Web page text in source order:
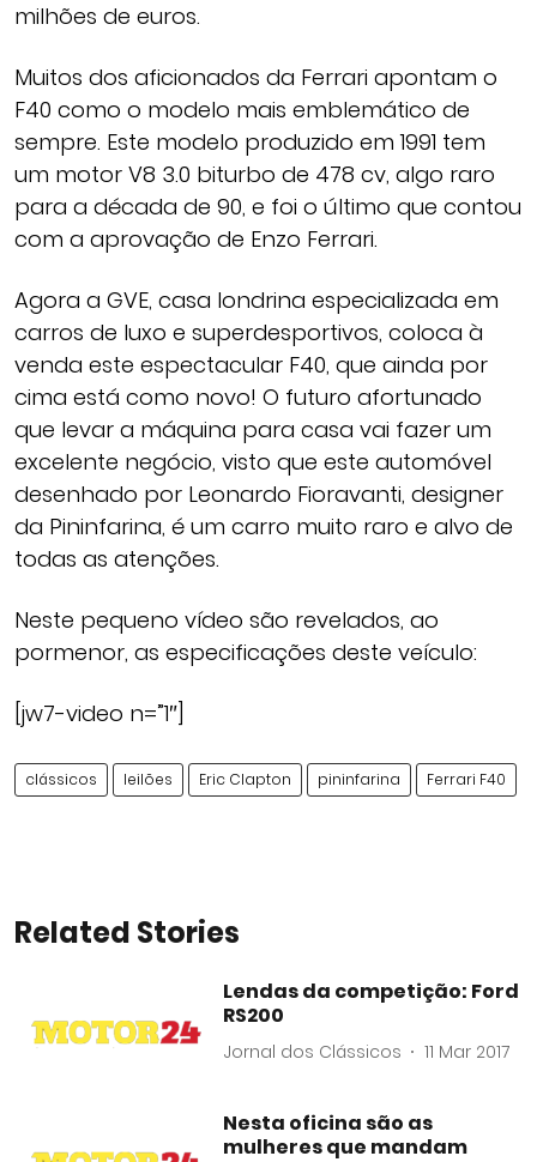
milhões de euros.
Muitos dos aficionados da Ferrari apontam o
F40 como o modelo mais emblemático de
sempre. Este modelo produzido em 1991 tem
um motor V8 3.0 biturbo de 478 cv, algo raro
para a década de 90, e foi o último que contou
com a aprovação de Enzo Ferrari.
Agora a GVE, casa londrina especializada em
carros de luxo e superdesportivos, coloca à
venda este espectacular F40, que ainda por
cima está como novo! O futuro afortunado
que levar a máquina para casa vai fazer um
excelente negócio, visto que este automóvel
desenhado por Leonardo Fioravanti, designer
da Pininfarina, é um carro muito raro e alvo de
todas as atenções.
Neste pequeno vídeo são revelados, ao
pormenor, as especificações deste veículo:
[jw7-video n=”1″]
clássicos leilões Eric Clapton pininfarina Ferrari F40
Related Stories
Lendas da competição: Ford
RS200
Jornal dos Clássicos 11 Mar 2017
Nesta oficina são as
mulheres que mandam